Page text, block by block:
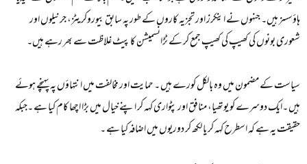
ہاؤسسز ہیں۔ جنہوں نے اینکرز اور تجزیہ کاروں کے طور پہ سابق بیوروکریٹز، جرنیلوں اور
شعوری بونوں کی کھیپ کی کھیپ جمع کر کے ٹڑانسمیشن کا پیٹ غلاظت سے بھر رہے ہیں۔
سیاست کے مضمون میں وہ بالکل کورے ہیں ۔ حمایت اور مخالفت میں انتہاؤں پہ پہنچے ہوئے
ہیں ۔ایک دوسرے کو یوتھیا، منافق اور پٹواری کہہ کر اپنے خیال میں بڑا اچھا کام کیا ہے ۔جبکہ
حقیقت یہ ہے کہ اسطرح کہہ کر یا لکھ کر دوریوں میں اضافہ کیا ہے ۔